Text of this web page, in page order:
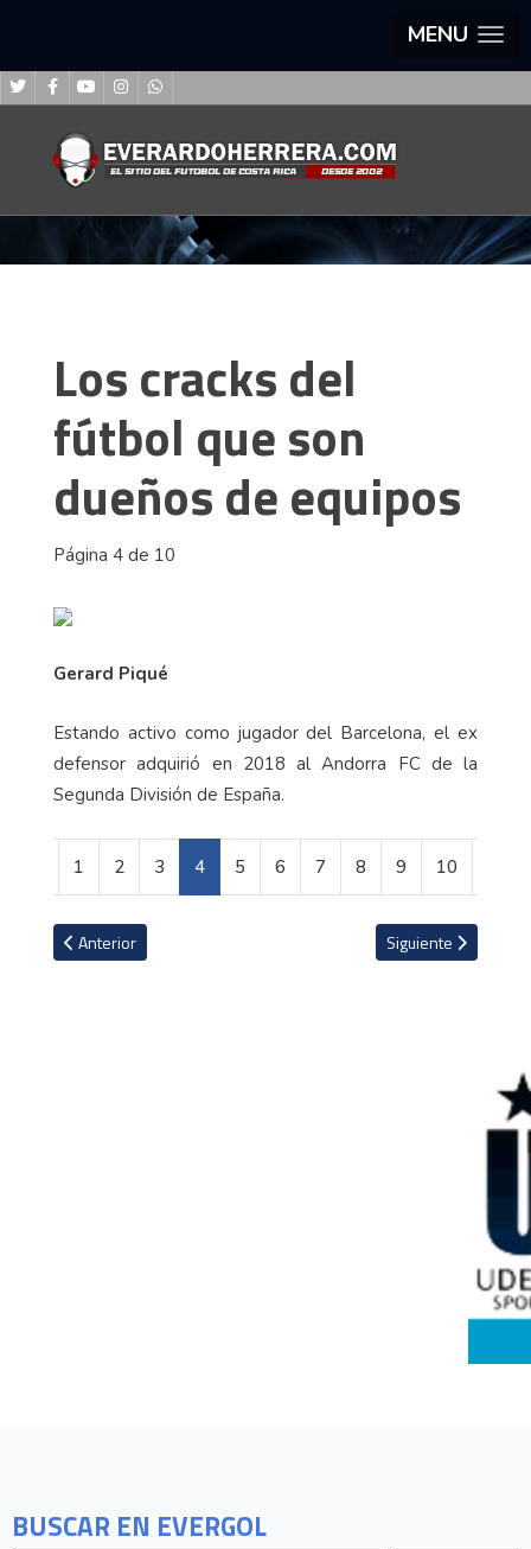
MENU
BUSCAR EN EVERGOL
Los cracks del
fútbol que son
dueños de equipos
Página 4 de 10
Gerard Piqué
Estando activo como jugador del Barcelona, el ex
defensor adquirió en 2018 al Andorra FC de la
Segunda División de España.
1 2 3 4 5 6 7 8 9 10
Artículo anterior: Daniela Simpson: la modelo del Herediano que
Anterior Artículo siguiente:
Siguiente